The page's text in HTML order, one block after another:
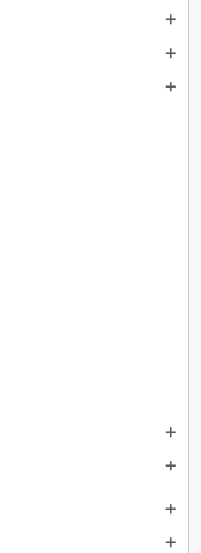
add
add
add
add
add
add
add